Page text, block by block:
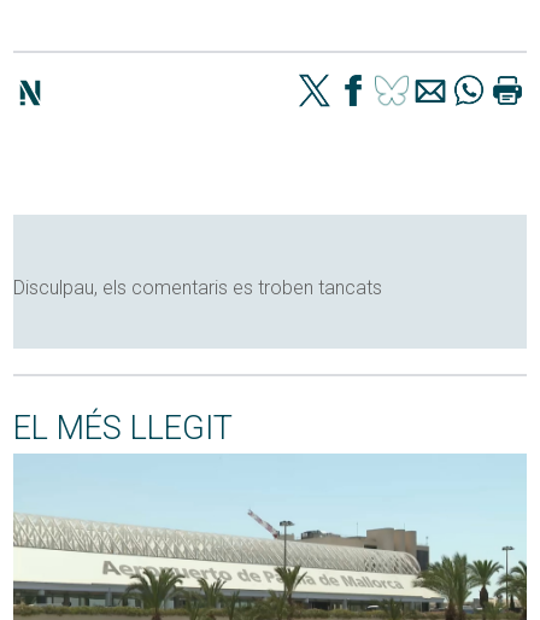
Disculpau, els comentaris es troben tancats
EL MÉS LLEGIT